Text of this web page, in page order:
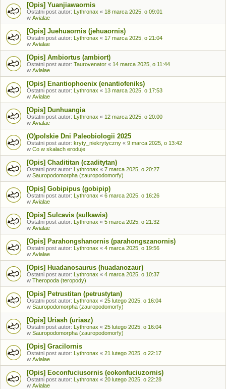
[Opis] Yuanjiawaornis
Ostatni post autor: Lythronax « 18 marca 2025, o 09:01
w Avialae
[Opis] Juehuaornis (jehuaornis)
Ostatni post autor: Lythronax « 17 marca 2025, o 21:04
w Avialae
[Opis] Ambiortus (ambiort)
Ostatni post autor: Taurovenator « 14 marca 2025, o 11:44
w Avialae
[Opis] Enantiophoenix (enantiofeniks)
Ostatni post autor: Lythronax « 13 marca 2025, o 17:53
w Avialae
[Opis] Dunhuangia
Ostatni post autor: Lythronax « 12 marca 2025, o 20:00
w Avialae
(O)polskie Dni Paleobiologii 2025
Ostatni post autor: kryty_niekrytyczny « 9 marca 2025, o 13:42
w Co w skałach eroduje
[Opis] Chadititan (czaditytan)
Ostatni post autor: Lythronax « 7 marca 2025, o 20:27
w Sauropodomorpha (zauropodomorfy)
[Opis] Gobipipus (gobipip)
Ostatni post autor: Lythronax « 6 marca 2025, o 16:26
w Avialae
[Opis] Sulcavis (sulkawis)
Ostatni post autor: Lythronax « 5 marca 2025, o 21:32
w Avialae
[Opis] Parahongshanornis (parahongszanornis)
Ostatni post autor: Lythronax « 4 marca 2025, o 19:56
w Avialae
[Opis] Huadanosaurus (huadanozaur)
Ostatni post autor: Lythronax « 4 marca 2025, o 10:37
w Theropoda (teropody)
[Opis] Petrustitan (petrustytan)
Ostatni post autor: Lythronax « 25 lutego 2025, o 16:04
w Sauropodomorpha (zauropodomorfy)
[Opis] Uriash (uriasz)
Ostatni post autor: Lythronax « 25 lutego 2025, o 16:04
w Sauropodomorpha (zauropodomorfy)
[Opis] Gracilornis
Ostatni post autor: Lythronax « 21 lutego 2025, o 22:17
w Avialae
[Opis] Eoconfuciusornis (eokonfuciuzornis)
Ostatni post autor: Lythronax « 20 lutego 2025, o 22:28
w Avialae